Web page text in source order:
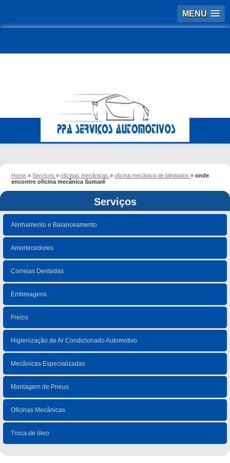
MENU
Home »Serviços»oficinas mecânicas»oficina mecânica de blindados»onde
encontro oficina mecânica Sumaré
Serviços
Alinhamento e Balanceamento
Amortecedores
Correias Dentadas
Embreagens
Freios
Higienização de Ar Condicionado Automotivo
Mecânicas Especializadas
Montagem de Pneus
Oficinas Mecânicas
Troca de óleo